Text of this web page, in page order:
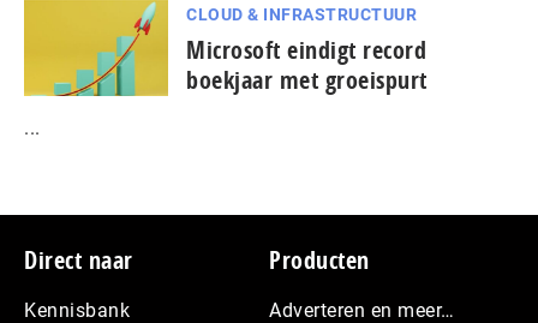
CLOUD & INFRASTRUCTUUR
Microsoft eindigt record
boekjaar met groeispurt
...
Footer
Direct naar
Kennisbank
Producten
Adverteren en meer…